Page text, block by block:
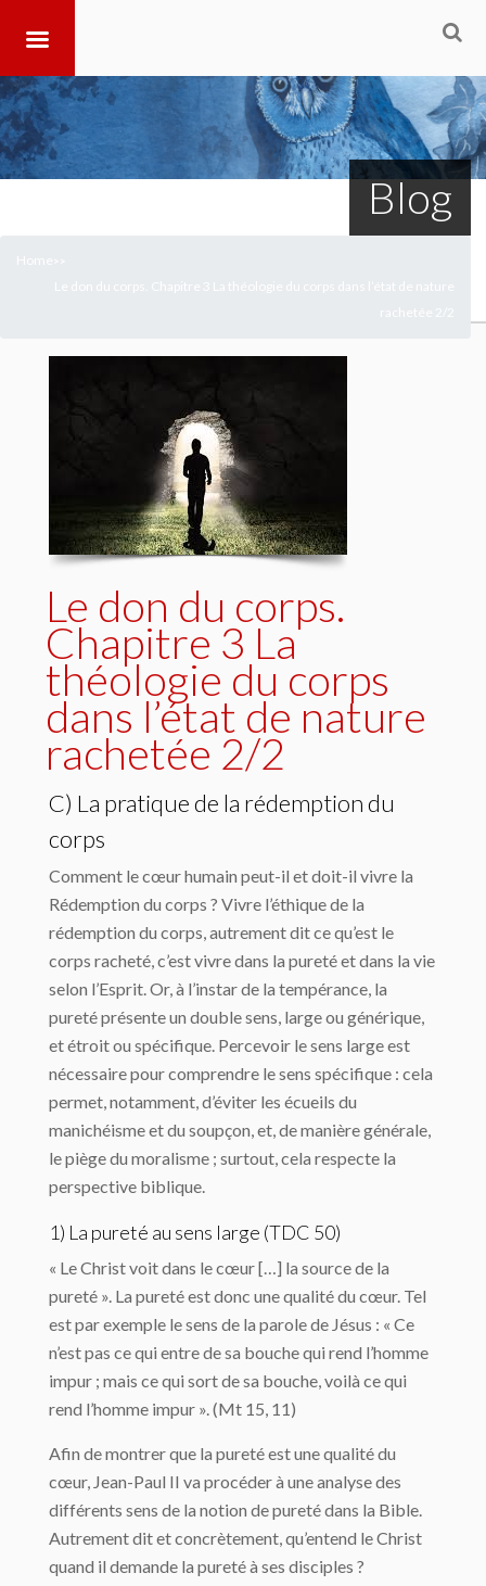
Blog
Le don du corps.
Chapitre 3 La
théologie du corps
dans l’état de nature
rachetée 2/2
C) La pratique de la rédemption du
corps
Comment le cœur humain peut-il et doit-il vivre la
Rédemption du corps ? Vivre l’éthique de la
rédemption du corps, autrement dit ce qu’est le
corps racheté, c’est vivre dans la pureté et dans la vie
selon l’Esprit. Or, à l’instar de la tempérance, la
pureté présente un double sens, large ou générique,
et étroit ou spécifique. Percevoir le sens large est
nécessaire pour comprendre le sens spécifique : cela
permet, notamment, d’éviter les écueils du
manichéisme et du soupçon, et, de manière générale,
le piège du moralisme ; surtout, cela respecte la
perspective biblique.
1) La pureté au sens large (TDC 50)
« Le Christ voit dans le cœur […] la source de la
pureté ». La pureté est donc une qualité du cœur. Tel
est par exemple le sens de la parole de Jésus : « Ce
n’est pas ce qui entre de sa bouche qui rend l’homme
impur ; mais ce qui sort de sa bouche, voilà ce qui
rend l’homme impur ». (Mt 15, 11)
Afin de montrer que la pureté est une qualité du
cœur, Jean-Paul II va procéder à une analyse des
différents sens de la notion de pureté dans la Bible.
Autrement dit et concrètement, qu’entend le Christ
quand il demande la pureté à ses disciples ?